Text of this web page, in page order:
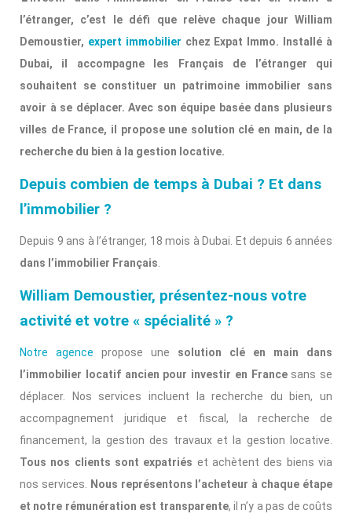
l’étranger, c’est le défi que relève chaque jour William
Demoustier, expert immobilier chez Expat Immo. Installé à
Dubai, il accompagne les Français de l’étranger qui
souhaitent se constituer un patrimoine immobilier sans
avoir à se déplacer. Avec son équipe basée dans plusieurs
villes de France, il propose une solution clé en main, de la
recherche du bien à la gestion locative.
Depuis combien de temps à Dubai ? Et dans
l’immobilier ?
Depuis 9 ans à l’étranger, 18 mois à Dubai. Et depuis 6 années
dans l’immobilier Français.
William Demoustier, présentez-nous votre
activité et votre « spécialité » ?
Notre agence propose une solution clé en main dans
l’immobilier locatif ancien pour investir en Francesans se
déplacer. Nos services incluent la recherche du bien, un
accompagnement juridique et fiscal, la recherche de
financement, la gestion des travaux et la gestion locative.
Tous nos clients sont expatriés et achètent des biens via
nos services. Nous représentons l’acheteur à chaque étape
et notre rémunération est transparente, il n’y a pas de coûts